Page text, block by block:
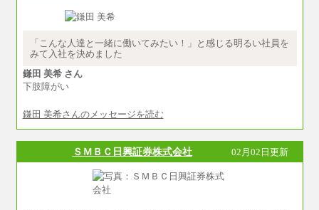
ず個別設定することがあります
▼アソシエイト職
月給235,000円
中途：
※経験、能力を考慮の上、当社規定により
優遇いたします
※自己成長支援金(10,000円）を含む
※別途、Workstyle支援金(月額4,000円）
「こんな人達と一緒に働いてみたい！」と感じる明るい社員を
みて入社を決めました
鎌田 美希 さん
下肢障がい
鎌田 美希さんのメッセージを読む
ＳＭＢＣ日興証券株式会社 02月02日更新